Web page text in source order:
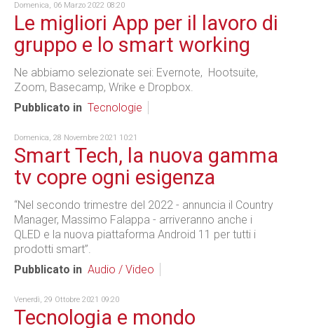
Domenica, 06 Marzo 2022 08:20
Le migliori App per il lavoro di
gruppo e lo smart working
Ne abbiamo selezionate sei: Evernote, Hootsuite,
Zoom, Basecamp, Wrike e Dropbox.
Pubblicato in Tecnologie
Domenica, 28 Novembre 2021 10:21
Smart Tech, la nuova gamma
tv copre ogni esigenza
“Nel secondo trimestre del 2022 - annuncia il Country
Manager, Massimo Falappa - arriveranno anche i
QLED e la nuova piattaforma Android 11 per tutti i
prodotti smart”.
Pubblicato in Audio / Video
Venerdì, 29 Ottobre 2021 09:20
Tecnologia e mondo